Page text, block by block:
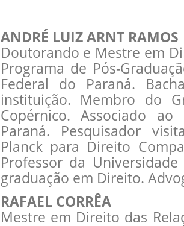
ANDRÉ LUIZ ARNT RAMOS
Doutorando e Mestre em
Programa de Pós-
Federal do Paraná.
instituição. Membro do
Copérnico. Associado
Paraná. Pesquisador
Planck para Direito
Professor da
graduação em Direito.
RAFAEL CORRÊA
Mestre em Direito das